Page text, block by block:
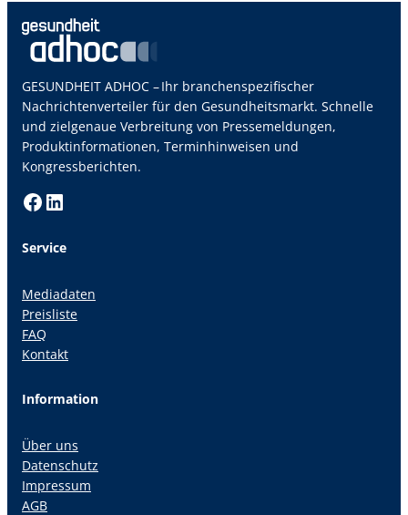
GESUNDHEIT ADHOC – Ihr branchenspezifischer
Nachrichtenverteiler für den Gesundheitsmarkt. Schnelle
und zielgenaue Verbreitung von Pressemeldungen,
Produktinformationen, Terminhinweisen und
Kongressberichten.
Facebook LinkedIn
Service
Mediadaten
Preisliste
FAQ
Kontakt
Information
Über uns
Datenschutz
Impressum
AGB